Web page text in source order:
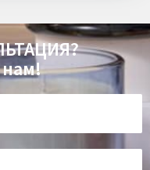
1 шт Наволочка 1 шт
Велюр
Бесплатно